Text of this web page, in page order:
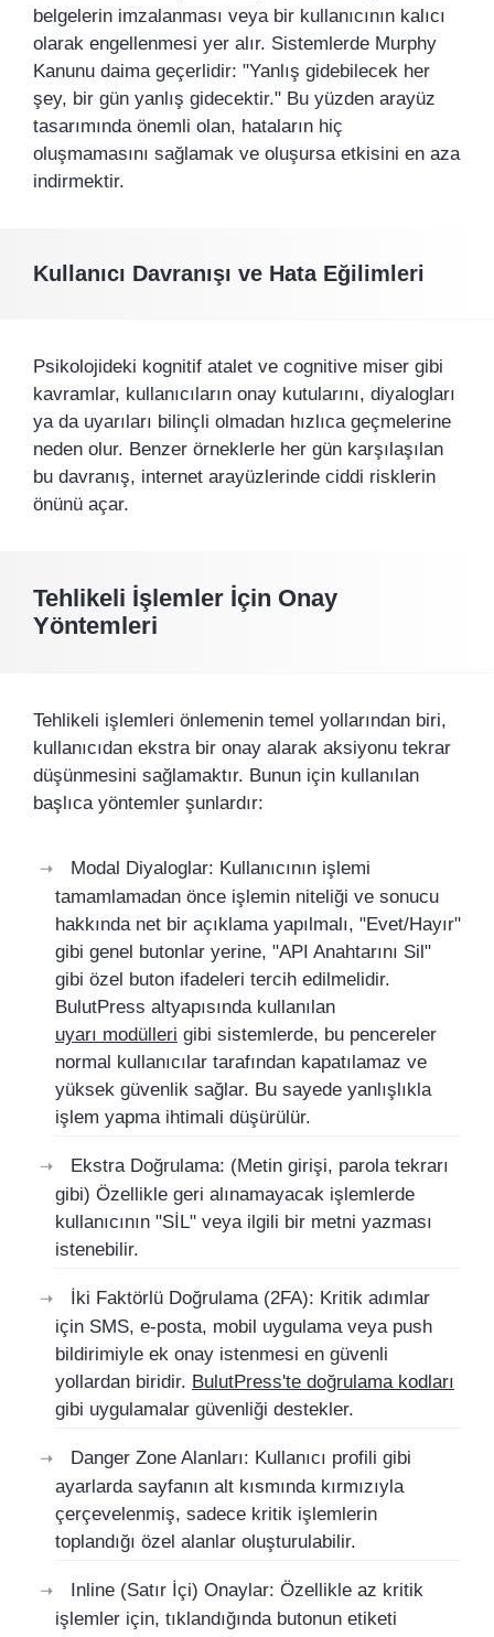
belgelerin imzalanması veya bir kullanıcının kalıcı
olarak engellenmesi yer alır. Sistemlerde Murphy
Kanunu daima geçerlidir: "Yanlış gidebilecek her
şey, bir gün yanlış gidecektir." Bu yüzden arayüz
tasarımında önemli olan, hataların hiç
oluşmamasını sağlamak ve oluşursa etkisini en aza
indirmektir.
Kullanıcı Davranışı ve Hata Eğilimleri
Psikolojideki kognitif atalet ve cognitive miser gibi
kavramlar, kullanıcıların onay kutularını, diyalogları
ya da uyarıları bilinçli olmadan hızlıca geçmelerine
neden olur. Benzer örneklerle her gün karşılaşılan
bu davranış, internet arayüzlerinde ciddi risklerin
önünü açar.
Tehlikeli İşlemler İçin Onay
Yöntemleri
Tehlikeli işlemleri önlemenin temel yollarından biri,
kullanıcıdan ekstra bir onay alarak aksiyonu tekrar
düşünmesini sağlamaktır. Bunun için kullanılan
başlıca yöntemler şunlardır:
Modal Diyaloglar: Kullanıcının işlemi
tamamlamadan önce işlemin niteliği ve sonucu
hakkında net bir açıklama yapılmalı, "Evet/Hayır"
gibi genel butonlar yerine, "API Anahtarını Sil"
gibi özel buton ifadeleri tercih edilmelidir.
BulutPress altyapısında kullanılan
uyarı modülleri gibi sistemlerde, bu pencereler
normal kullanıcılar tarafından kapatılamaz ve
yüksek güvenlik sağlar. Bu sayede yanlışlıkla
işlem yapma ihtimali düşürülür.
Ekstra Doğrulama: (Metin girişi, parola tekrarı
gibi) Özellikle geri alınamayacak işlemlerde
kullanıcının "SİL" veya ilgili bir metni yazması
istenebilir.
İki Faktörlü Doğrulama (2FA): Kritik adımlar
için SMS, e-posta, mobil uygulama veya push
bildirimiyle ek onay istenmesi en güvenli
yollardan biridir. BulutPress'te doğrulama kodları
gibi uygulamalar güvenliği destekler.
Danger Zone Alanları: Kullanıcı profili gibi
ayarlarda sayfanın alt kısmında kırmızıyla
çerçevelenmiş, sadece kritik işlemlerin
toplandığı özel alanlar oluşturulabilir.
Inline (Satır İçi) Onaylar: Özellikle az kritik
işlemler için, tıklandığında butonun etiketi